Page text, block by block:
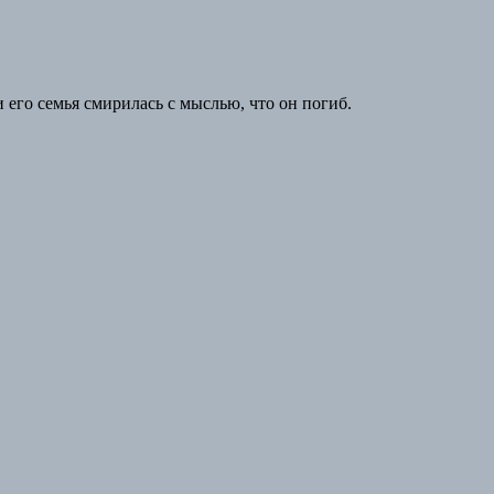
семья смирилась с мыслью, что он погиб.